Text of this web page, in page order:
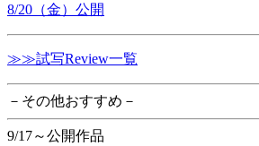
8/20（金）公開
≫≫試写Review一覧
－その他おすすめ－
9/17～公開作品